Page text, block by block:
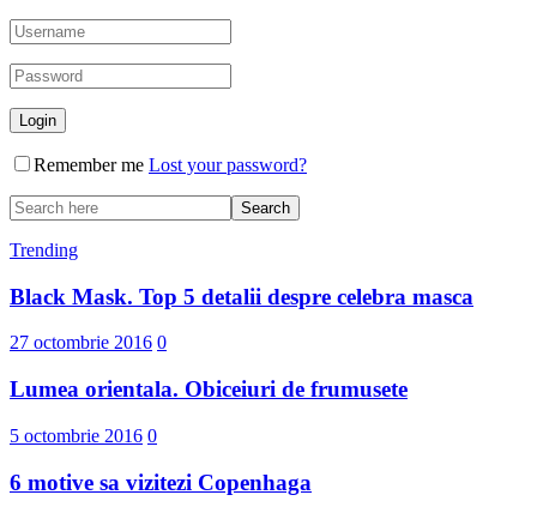
Remember me Lost your password?
Trending
Black Mask. Top 5 detalii despre celebra masca
27 octombrie 2016 0
Lumea orientala. Obiceiuri de frumusete
5 octombrie 2016 0
6 motive sa vizitezi Copenhaga